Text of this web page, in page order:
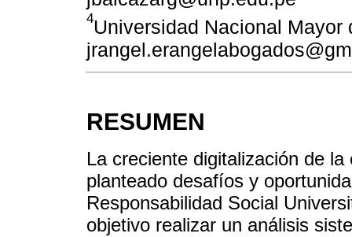
4Universidad Nacional
RESUMEN
La creciente digitalización de
planteado desafíos y
Responsabilidad Social
objetivo realizar un análisis